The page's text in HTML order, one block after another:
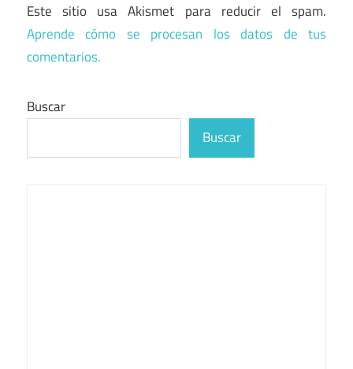
Este sitio usa Akismet para reducir el spam.
Aprende cómo se procesan los datos de tus
comentarios.
Buscar
Buscar